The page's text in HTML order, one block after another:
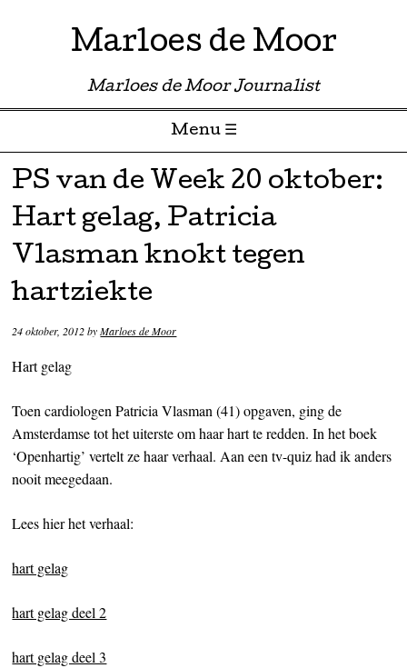
Marloes de Moor
Marloes de Moor Journalist
Menu ☰
Skip to content
PS van de Week 20 oktober:
Hart gelag, Patricia
Vlasman knokt tegen
hartziekte
24 oktober, 2012byMarloes de Moor
Hart gelag
Toen cardiologen Patricia Vlasman (41) opgaven, ging de
Amsterdamse tot het uiterste om haar hart te redden. In het boek
‘Openhartig’ vertelt ze haar verhaal. Aan een tv-quiz had ik anders
nooit meegedaan.
Lees hier het verhaal:
hart gelag
hart gelag deel 2
hart gelag deel 3